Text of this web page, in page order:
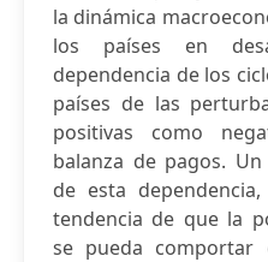
la dinámica
los países en
dependencia de los
países de las
positivas como
balanza de pagos.
de esta
tendencia de que la
se pueda comportar